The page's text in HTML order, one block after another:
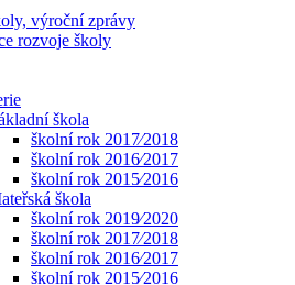
výroční zprávy
rozvoje školy
škola
školní rok 2017⁄2018
školní rok 2016⁄2017
školní rok 2015⁄2016
škola
školní rok 2019⁄2020
školní rok 2017⁄2018
školní rok 2016⁄2017
školní rok 2015⁄2016